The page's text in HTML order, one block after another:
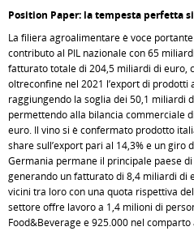
Position Paper: la tempesta perfetta
La filiera agroalimentare è voce
contributo al PIL nazionale con 65
fatturato totale di 204,5 miliardi di euro,
oltreconfine nel 2021 l’export di
raggiungendo la soglia dei 50,1 miliardi
permettendo alla bilancia commerciale
euro. Il vino si è confermato prodotto
share sull’export pari al 14,3% e un
Germania permane il principale paese
generando un fatturato di 8,4 miliardi di
vicini tra loro con una quota rispettiva
settore offre lavoro a 1,4 milioni di
Food&Beverage e 925.000 nel